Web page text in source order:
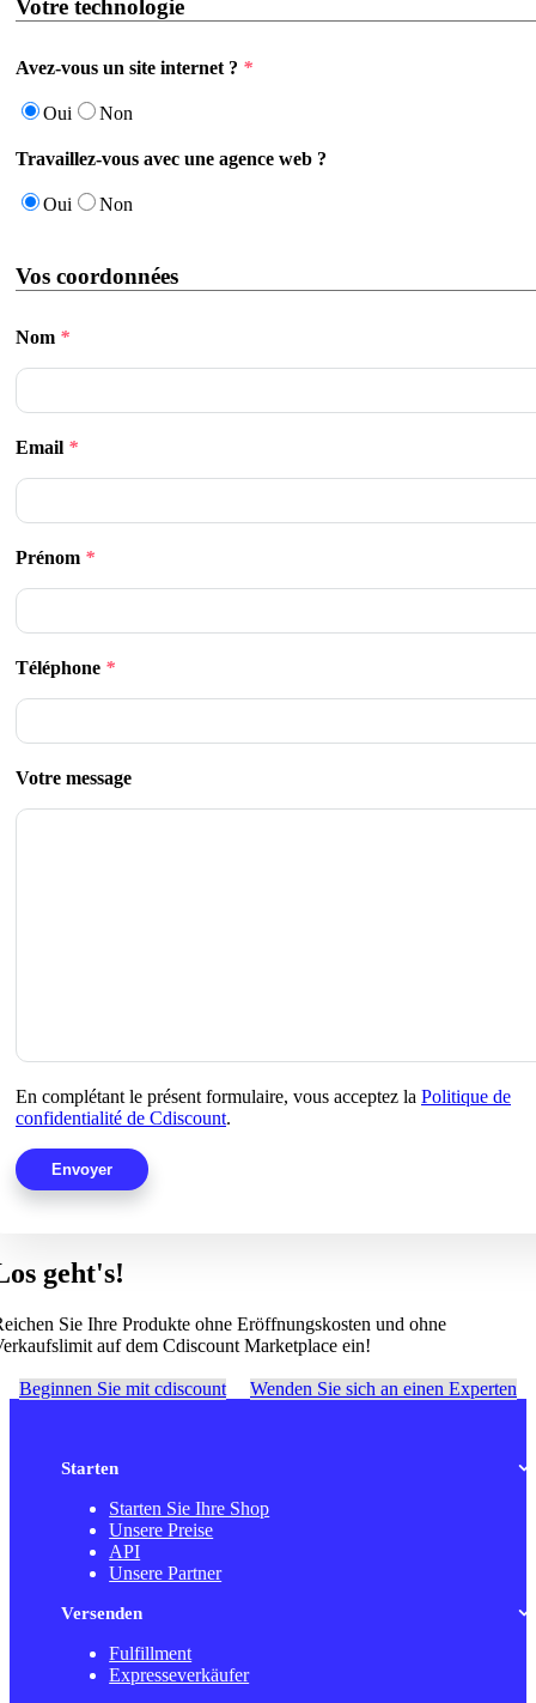
Votre technologie
Avez-vous un site internet ? *
Oui Non
Travaillez-vous avec une agence web ?
Oui Non
Vos coordonnées
Nom *
Email *
Prénom *
Téléphone *
Votre message
En complétant le présent formulaire, vous acceptez la Politique de
confidentialité de Cdiscount.
geht's!
Sie Ihre Produkte ohne Eröffnungskosten und ohne
auf dem Cdiscount Marketplace ein!
Beginnen Sie mit cdiscount Wenden Sie sich an einen Experten
Starten
Starten Sie Ihre Shop
Unsere Preise
API
Unsere Partner
Versenden
Fulfillment
Expresseverkäufer